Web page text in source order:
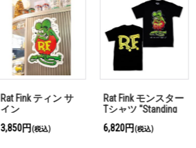
Rat Fink ティン サ
イン
3,850円(税込)
Rat Fink モンスター
Tシャツ "Standing
6,820円(税込)